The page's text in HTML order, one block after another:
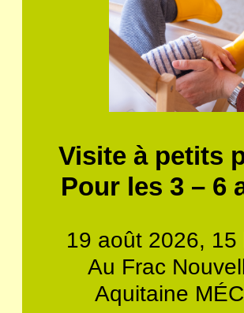
Visite à petits
Pour les 3 – 6
19 août 2026, 15
Au Frac
Aquitaine